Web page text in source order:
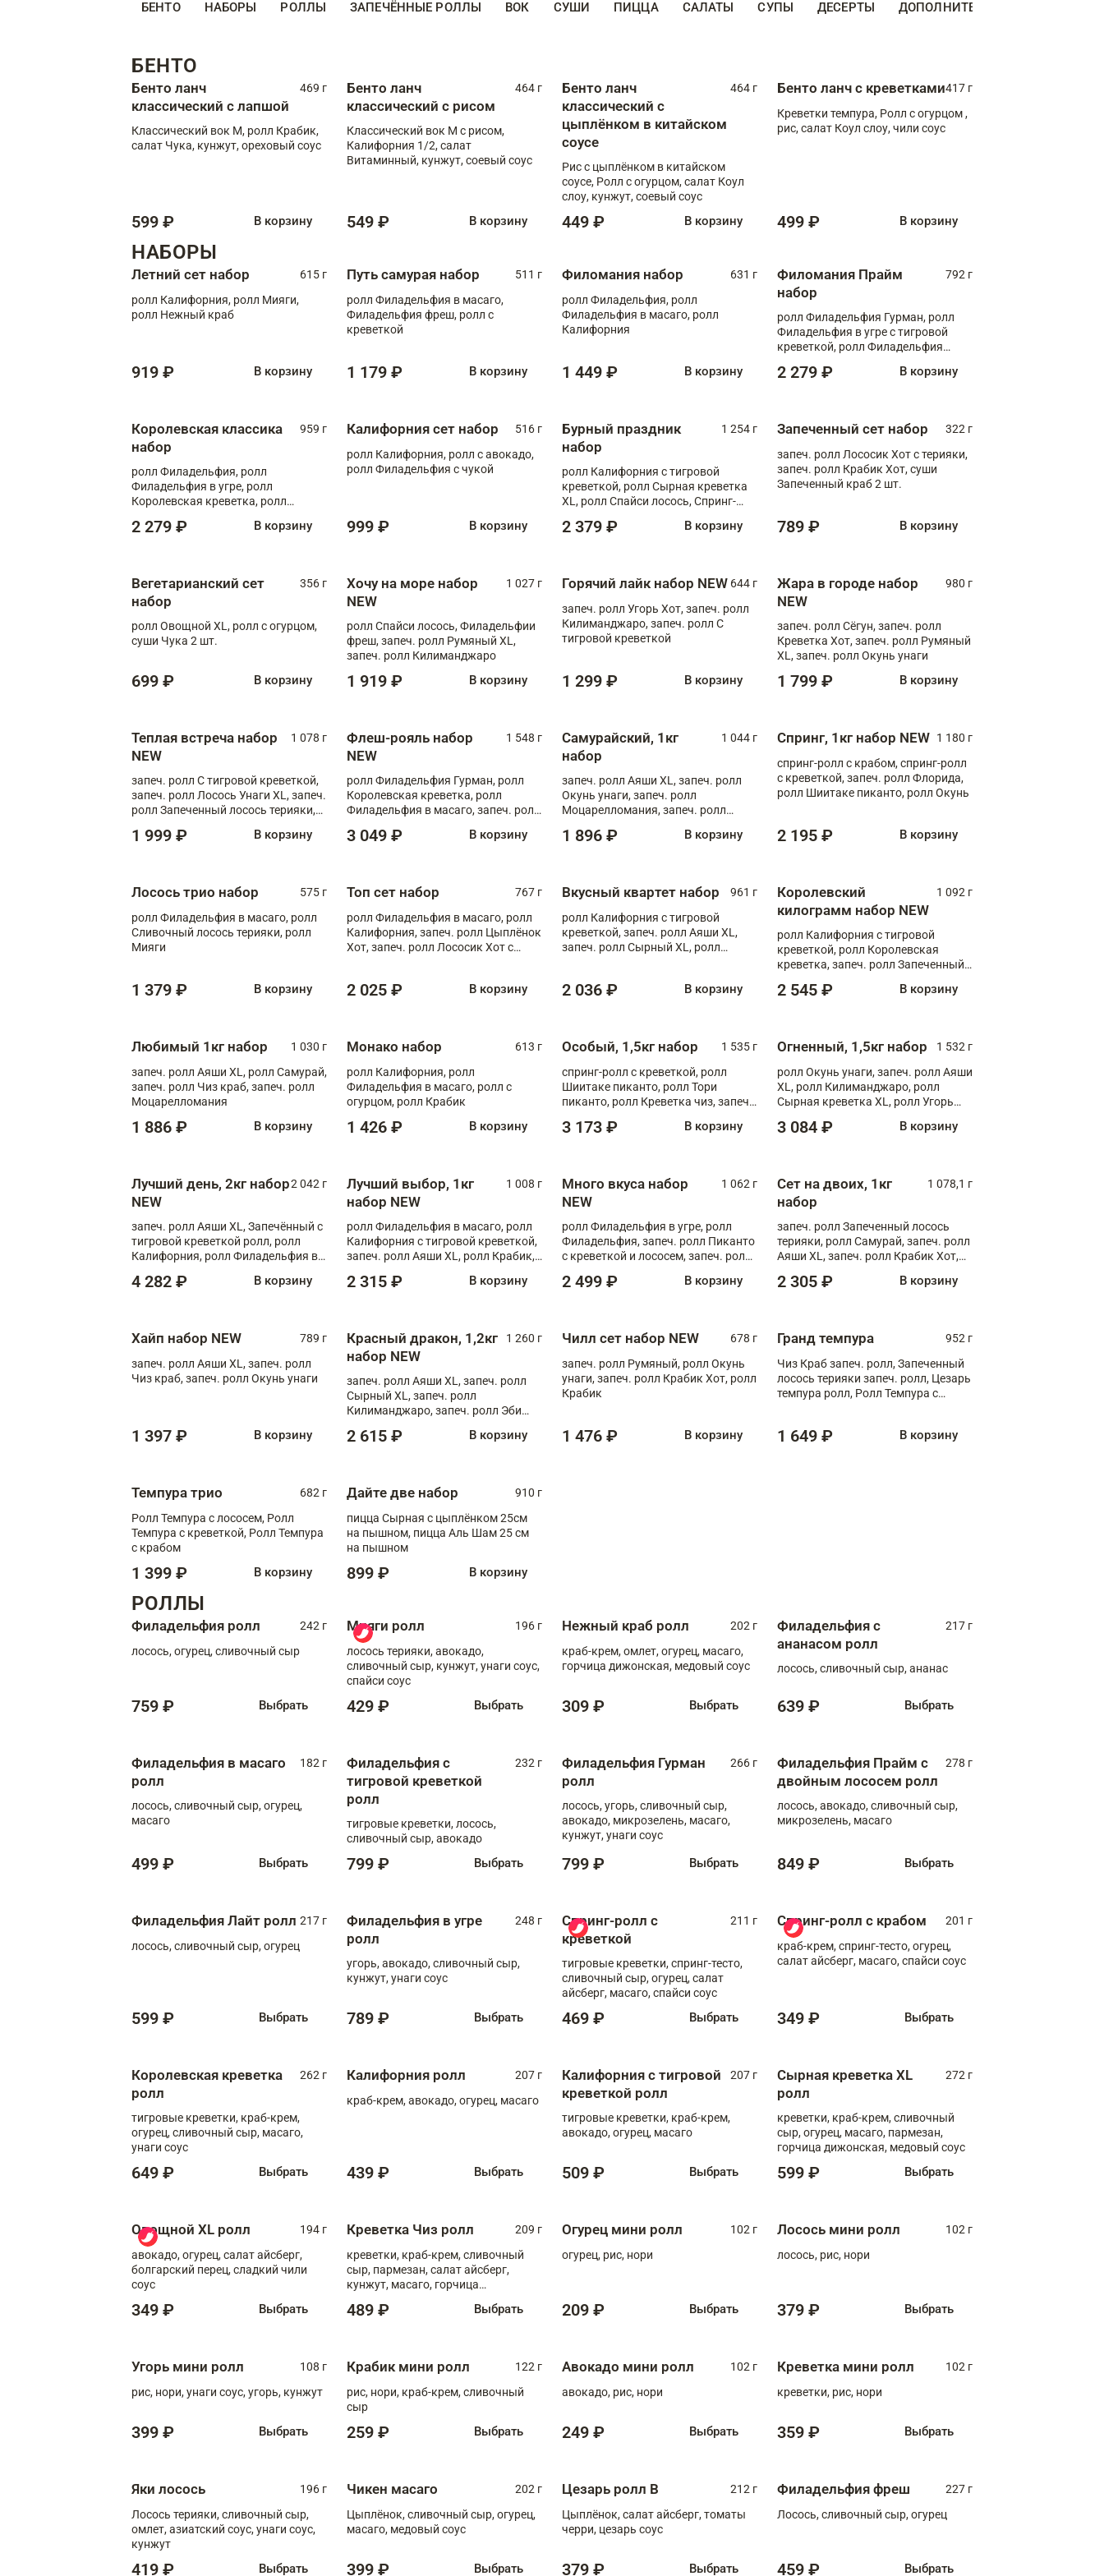
БЕНТО НАБОРЫ РОЛЛЫ ЗАПЕЧЁННЫЕ РОЛЛЫ ВОК СУШИ ПИЦЦА САЛАТЫ СУПЫ ДЕСЕРТЫ ДОПОЛНИТЕЛЬНО
БЕНТО
Бенто ланч
классический с лапшой
469 г
Классический вок М, ролл Крабик,
салат Чука, кунжут, ореховый соус
599 ₽ В корзину
Бенто ланч
классический с рисом
464 г
Классический вок М с рисом,
Калифорния 1/2, салат
Витаминный, кунжут, соевый соус
549 ₽ В корзину
Бенто ланч
классический с
цыплёнком в китайском
соусе
464 г
Рис с цыплёнком в китайском
соусе, Ролл с огурцом, салат Коул
слоу, кунжут, соевый соус
449 ₽ В корзину
Бенто ланч с креветками417 г
Креветки темпура, Ролл с огурцом ,
рис, салат Коул слоу, чили соус
499 ₽ В корзину
НАБОРЫ
Летний сет набор
615 г
ролл Калифорния, ролл Мияги,
ролл Нежный краб
919 ₽ В корзину
Путь самурая набор
511 г
ролл Филадельфия в масаго,
Филадельфия фреш, ролл с
креветкой
1 179 ₽ В корзину
Филомания набор
631 г
ролл Филадельфия, ролл
Филадельфия в масаго, ролл
Калифорния
1 449 ₽ В корзину
Филомания Прайм
набор
792 г
ролл Филадельфия Гурман, ролл
Филадельфия в угре с тигровой
креветкой, ролл Филадельфия
2 279 ₽ В корзину
Королевская классика
набор
959 г
ролл Филадельфия, ролл
Филадельфия в угре, ролл
Королевская креветка, ролл
2 279 ₽ В корзину
Калифорния сет набор
516 г
ролл Калифорния, ролл с авокадо,
ролл Филадельфия с чукой
999 ₽ В корзину
Бурный праздник
набор
1 254 г
ролл Калифорния с тигровой
креветкой, ролл Сырная креветка
XL, ролл Спайси лосось, Спринг-
Медовая креветка
2 379 ₽ В корзину
Запеченный сет набор
322 г
запеч. ролл Лососик Хот с терияки,
запеч. ролл Крабик Хот, суши
Запеченный краб 2 шт.
789 ₽ В корзину
Вегетарианский сет
набор
356 г
ролл Овощной XL, ролл с огурцом,
суши Чука 2 шт.
699 ₽ В корзину
Хочу на море набор
NEW
1 027 г
ролл Спайси лосось, Филадельфии
фреш, запеч. ролл Румяный XL,
запеч. ролл Килиманджаро
1 919 ₽ В корзину
Горячий лайк набор NEW 644 г
запеч. ролл Угорь Хот, запеч. ролл
Килиманджаро, запеч. ролл С
тигровой креветкой
1 299 ₽ В корзину
Жара в городе набор
NEW
980 г
запеч. ролл Сёгун, запеч. ролл
Креветка Хот, запеч. ролл Румяный
XL, запеч. ролл Окунь унаги
1 799 ₽ В корзину
Теплая встреча набор
NEW
1 078 г
запеч. ролл С тигровой креветкой,
запеч. ролл Лосось Унаги XL, запеч.
ролл Запеченный лосось терияки,
1 999 ₽ В корзину
Флеш-рояль набор
NEW
1 548 г
ролл Филадельфия Гурман, ролл
Королевская креветка, ролл
Филадельфия в масаго, запеч. ролл
Тигровая креветка с моцареллой,
3 049 ₽ В корзину
Самурайский, 1кг
набор
1 044 г
запеч. ролл Аяши XL, запеч. ролл
Окунь унаги, запеч. ролл
Моцарелломания, запеч. ролл
1 896 ₽ В корзину
Спринг, 1кг набор NEW 1 180 г
спринг-ролл с крабом, спринг-ролл
с креветкой, запеч. ролл Флорида,
ролл Шиитаке пиканто, ролл Окунь
2 195 ₽ В корзину
Лосось трио набор
575 г
ролл Филадельфия в масаго, ролл
Сливочный лосось терияки, ролл
Мияги
1 379 ₽ В корзину
Топ сет набор
767 г
ролл Филадельфия в масаго, ролл
Калифорния, запеч. ролл Цыплёнок
Хот, запеч. ролл Лососик Хот с
2 025 ₽ В корзину
Вкусный квартет набор
961 г
ролл Калифорния с тигровой
креветкой, запеч. ролл Аяши XL,
запеч. ролл Сырный XL, ролл
2 036 ₽ В корзину
Королевский
килограмм набор NEW
1 092 г
ролл Калифорния с тигровой
креветкой, ролл Королевская
креветка, запеч. ролл Запеченный
XL, запеч. ролл Крабик Хот
2 545 ₽ В корзину
Любимый 1кг набор
1 030 г
запеч. ролл Аяши XL, ролл Самурай,
запеч. ролл Чиз краб, запеч. ролл
Моцарелломания
1 886 ₽ В корзину
Монако набор
613 г
ролл Калифорния, ролл
Филадельфия в масаго, ролл с
огурцом, ролл Крабик
1 426 ₽ В корзину
Особый, 1,5кг набор
1 535 г
спринг-ролл с креветкой, ролл
Шиитаке пиканто, ролл Тори
пиканто, ролл Креветка чиз, запеч.
ролл Запеченный лосось терияки
3 173 ₽ В корзину
Огненный, 1,5кг набор
1 532 г
ролл Окунь унаги, запеч. ролл Аяши
XL, ролл Килиманджаро, ролл
Сырная креветка XL, ролл Угорь
3 084 ₽ В корзину
Лучший день, 2кг набор
NEW
2 042 г
запеч. ролл Аяши XL, Запечённый с
тигровой креветкой ролл, ролл
Калифорния, ролл Филадельфия в
запеч. ролл Моцарелломания, ролл
4 282 ₽ В корзину
Лучший выбор, 1кг
набор NEW
1 008 г
ролл Филадельфия в масаго, ролл
Калифорния с тигровой креветкой,
запеч. ролл Аяши XL, ролл Крабик,
2 315 ₽ В корзину
Много вкуса набор
NEW
1 062 г
ролл Филадельфия в угре, ролл
Филадельфия, запеч. ролл Пиканто
с креветкой и лососем, запеч. ролл
2 499 ₽ В корзину
Сет на двоих, 1кг
набор
1 078,1 г
запеч. ролл Запеченный лосось
терияки, ролл Самурай, запеч. ролл
Аяши XL, запеч. ролл Крабик Хот,
2 305 ₽ В корзину
Хайп набор NEW
789 г
запеч. ролл Аяши XL, запеч. ролл
Чиз краб, запеч. ролл Окунь унаги
1 397 ₽ В корзину
Красный дракон, 1,2кг
набор NEW
1 260 г
запеч. ролл Аяши XL, запеч. ролл
Сырный XL, запеч. ролл
Килиманджаро, запеч. ролл Эби
краб
2 615 ₽ В корзину
Чилл сет набор NEW
678 г
запеч. ролл Румяный, ролл Окунь
унаги, запеч. ролл Крабик Хот, ролл
Крабик
1 476 ₽ В корзину
Гранд темпура
952 г
Чиз Краб запеч. ролл, Запеченный
лосось терияки запеч. ролл, Цезарь
темпура ролл, Ролл Темпура с
1 649 ₽ В корзину
Темпура трио
682 г
Ролл Темпура с лососем, Ролл
Темпура с креветкой, Ролл Темпура
с крабом
1 399 ₽ В корзину
Дайте две набор
910 г
пицца Сырная с цыплёнком 25см
на пышном, пицца Аль Шам 25 см
на пышном
899 ₽ В корзину
РОЛЛЫ
Филадельфия ролл
242 г
лосось, огурец, сливочный сыр
759 ₽ Выбрать
Мияги ролл
196 г
лосось терияки, авокадо,
сливочный сыр, кунжут, унаги соус,
спайси соус
429 ₽ Выбрать
Нежный краб ролл
202 г
краб-крем, омлет, огурец, масаго,
горчица дижонская, медовый соус
309 ₽ Выбрать
Филадельфия с
ананасом ролл
217 г
лосось, сливочный сыр, ананас
639 ₽ Выбрать
Филадельфия в масаго
ролл
182 г
лосось, сливочный сыр, огурец,
масаго
499 ₽ Выбрать
Филадельфия с
тигровой креветкой
ролл
232 г
тигровые креветки, лосось,
сливочный сыр, авокадо
799 ₽ Выбрать
Филадельфия Гурман
ролл
266 г
лосось, угорь, сливочный сыр,
авокадо, микрозелень, масаго,
кунжут, унаги соус
799 ₽ Выбрать
Филадельфия Прайм с
двойным лососем ролл
278 г
лосось, авокадо, сливочный сыр,
микрозелень, масаго
849 ₽ Выбрать
Филадельфия Лайт ролл 217 г
лосось, сливочный сыр, огурец
599 ₽ Выбрать
Филадельфия в угре
ролл
248 г
угорь, авокадо, сливочный сыр,
кунжут, унаги соус
789 ₽ Выбрать
Спринг-ролл с
креветкой
211 г
тигровые креветки, спринг-тесто,
сливочный сыр, огурец, салат
айсберг, масаго, спайси соус
469 ₽ Выбрать
Спринг-ролл с крабом
201 г
краб-крем, спринг-тесто, огурец,
салат айсберг, масаго, спайси соус
349 ₽ Выбрать
Королевская креветка
ролл
262 г
тигровые креветки, краб-крем,
огурец, сливочный сыр, масаго,
унаги соус
649 ₽ Выбрать
Калифорния ролл
207 г
краб-крем, авокадо, огурец, масаго
439 ₽ Выбрать
Калифорния с тигровой
креветкой ролл
207 г
тигровые креветки, краб-крем,
авокадо, огурец, масаго
509 ₽ Выбрать
Сырная креветка XL
ролл
272 г
креветки, краб-крем, сливочный
сыр, огурец, масаго, пармезан,
горчица дижонская, медовый соус
599 ₽ Выбрать
Овощной XL ролл
194 г
авокадо, огурец, салат айсберг,
болгарский перец, сладкий чили
соус
349 ₽ Выбрать
Креветка Чиз ролл
209 г
креветки, краб-крем, сливочный
сыр, пармезан, салат айсберг,
кунжут, масаго, горчица
489 ₽ Выбрать
Огурец мини ролл
102 г
огурец, рис, нори
209 ₽ Выбрать
Лосось мини ролл
102 г
лосось, рис, нори
379 ₽ Выбрать
Угорь мини ролл
108 г
рис, нори, унаги соус, угорь, кунжут
399 ₽ Выбрать
Крабик мини ролл
122 г
рис, нори, краб-крем, сливочный
сыр
259 ₽ Выбрать
Авокадо мини ролл
102 г
авокадо, рис, нори
249 ₽ Выбрать
Креветка мини ролл
102 г
креветки, рис, нори
359 ₽ Выбрать
Яки лосось
196 г
Лосось терияки, сливочный сыр,
омлет, азиатский соус, унаги соус,
кунжут
419 ₽ Выбрать
Чикен масаго
202 г
Цыплёнок, сливочный сыр, огурец,
масаго, медовый соус
399 ₽ Выбрать
Цезарь ролл В
212 г
Цыплёнок, салат айсберг, томаты
черри, цезарь соус
379 ₽ Выбрать
Филадельфия фреш
227 г
Лосось, сливочный сыр, огурец
459 ₽ Выбрать